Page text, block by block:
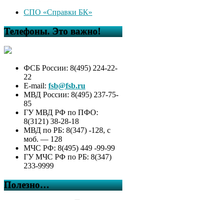
СПО «Справки БК»
Телефоны. Это важно!
ФСБ России: 8(495) 224-22-
22
E-mail: fsb@fsb.ru
МВД России: 8(495) 237-75-
85
ГУ МВД РФ по ПФО:
8(3121) 38-28-18
МВД по РБ: 8(347) -128, с
моб. — 128
МЧС РФ: 8(495) 449 -99-99
ГУ МЧС РФ по РБ: 8(347)
233-9999
Полезно…